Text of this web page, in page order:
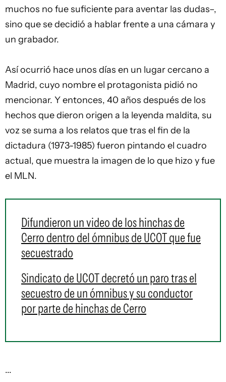
muchos no fue suficiente para aventar las dudas–,
sino que se decidió a hablar frente a una cámara y
un grabador.
Así ocurrió hace unos días en un lugar cercano a
Madrid, cuyo nombre el protagonista pidió no
mencionar. Y entonces, 40 años después de los
hechos que dieron origen a la leyenda maldita, su
voz se suma a los relatos que tras el fin de la
dictadura (1973-1985) fueron pintando el cuadro
actual, que muestra la imagen de lo que hizo y fue
el MLN.
Difundieron un video de los hinchas de
Cerro dentro del ómnibus de UCOT que fue
secuestrado
Sindicato de UCOT decretó un paro tras el
secuestro de un ómnibus y su conductor
por parte de hinchas de Cerro
...